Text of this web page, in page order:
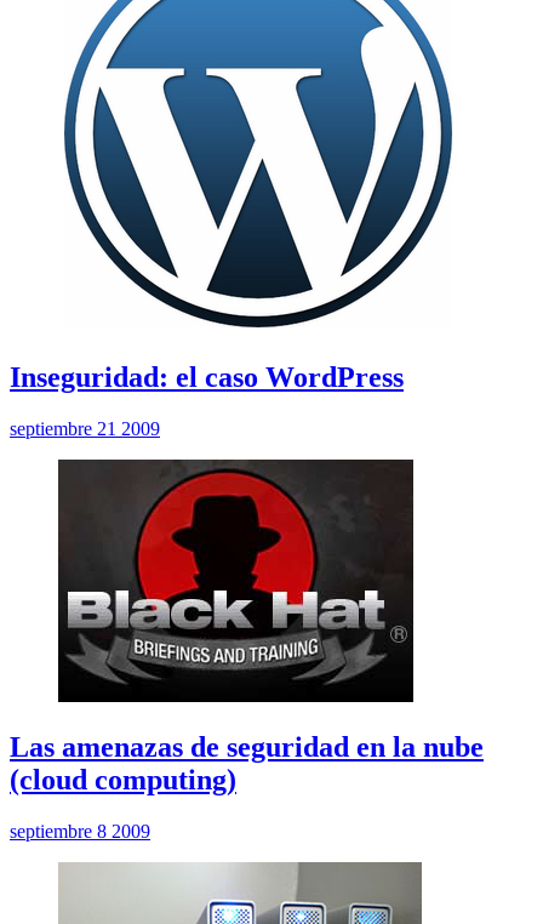
Inseguridad: el caso WordPress
septiembre 21 2009
Las amenazas de seguridad en la nube
(cloud computing)
septiembre 8 2009